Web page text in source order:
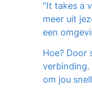
“It takes a
meer uit
een
Hoe? Door
verbinding.
om jou